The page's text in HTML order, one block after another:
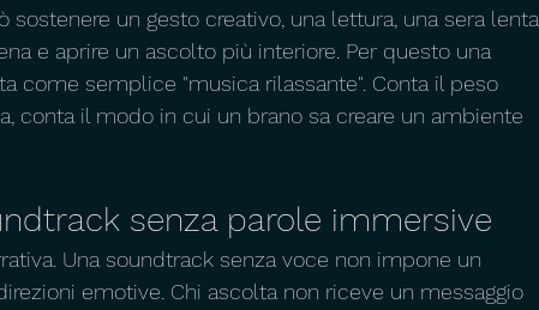
sostenere un gesto creativo, una lettura, una sera lenta,
e aprire un ascolto più interiore. Per questo una
come semplice "musica rilassante". Conta il peso
conta il modo in cui un brano sa creare un ambiente
senza parole immersive
Una soundtrack senza voce non impone un
emotive. Chi ascolta non riceve un messaggio